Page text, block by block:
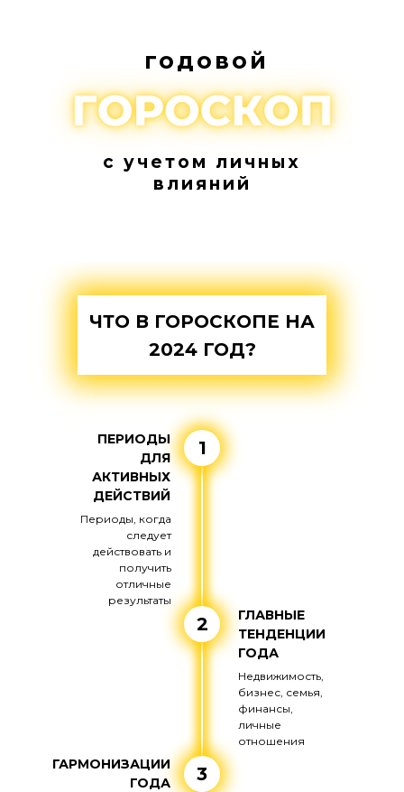
годовой
c учетом личных
влияний
1
2
3
ПЕРИОДЫ
ДЛЯ
АКТИВНЫХ
ДЕЙСТВИЙ
Периоды, когда
следует
действовать и
получить
отличные
результаты
ГАРМОНИЗАЦИИ
ГОДА
ГЛАВНЫЕ
ТЕНДЕНЦИИ
ГОДА
Недвижимость,
бизнес, семья,
финансы,
личные
отношения
ЧТО В ГОРОСКОПЕ НА
2024 ГОД?